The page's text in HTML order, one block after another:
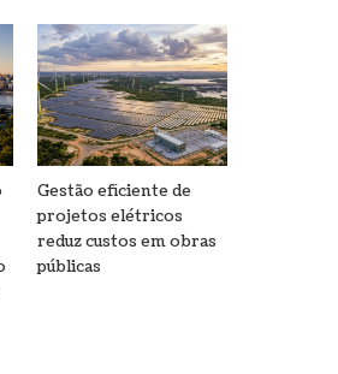
Gestão eficiente de
projetos elétricos
reduz custos em obras
públicas